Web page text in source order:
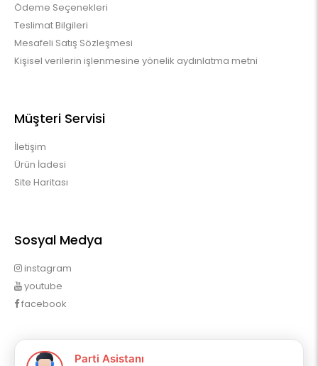
Ödeme Seçenekleri
Teslimat Bilgileri
Mesafeli Satış Sözleşmesi
Kişisel verilerin işlenmesine yönelik aydınlatma metni
Müşteri Servisi
İletişim
Ürün İadesi
Site Haritası
Sosyal Medya
instagram
youtube
facebook
Profilim